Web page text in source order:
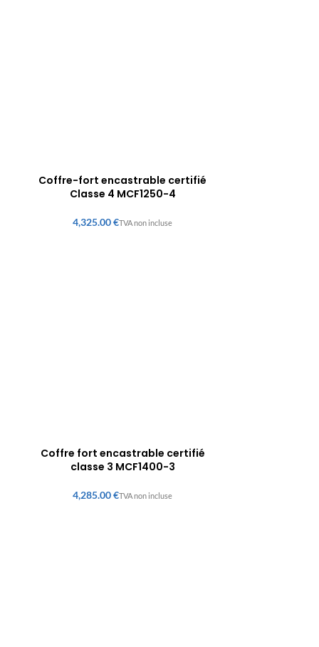
Coffre-fort encastrable certifié
Classe 4 MCF1250-4
€
Coffre fort encastrable certifié
classe 3 MCF1400-3
€